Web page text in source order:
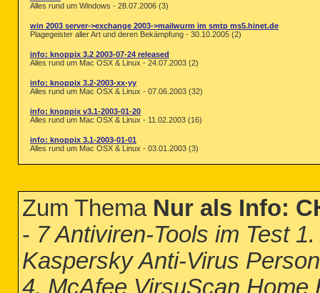
Alles rund um Windows - 28.07.2006 (3)
win 2003 server->exchange 2003->mailwurm im smtp ms5.hinet.de
Plagegeister aller Art und deren Bekämpfung - 30.10.2005 (2)
info: knoppix 3.2 2003-07-24 released
Alles rund um Mac OSX & Linux - 24.07.2003 (2)
info: knoppix 3.2-2003-xx-yy
Alles rund um Mac OSX & Linux - 07.06.2003 (32)
info: knoppix v3.1-2003-01-20
Alles rund um Mac OSX & Linux - 11.02.2003 (16)
info: knoppix 3.1-2003-01-01
Alles rund um Mac OSX & Linux - 03.01.2003 (3)
Zum Thema Nur als Info:
- 7 Antiviren-Tools im Test
Kaspersky Anti-Virus
4. McAfee VirsuScan Home